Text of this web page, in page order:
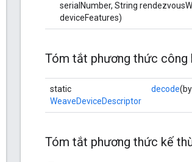
serialNumber, String
deviceFeatures)
Tóm tắt phương thức công
static
WeaveDeviceDescriptor
decode
Tóm tắt phương thức kế